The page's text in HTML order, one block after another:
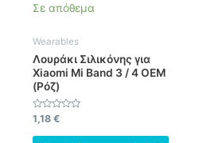
Σε απόθεμα
Wearables
Λουράκι Σιλικόνης για
Xiaomi Mi Band 3 / 4 OEM
(Ρόζ)
Βαθμολογήθηκε
με
0
1,18 €